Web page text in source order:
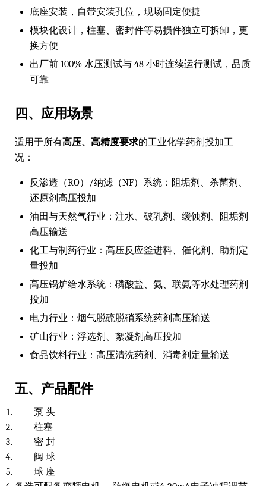
底座安装，自带安装孔位，现场固定便捷
模块化设计，柱塞、密封件等易损件独立可拆卸，更
换方便
出厂前 100% 水压测试与 48 小时连续运行测试，品质
可靠
四、应用场景
适用于所有高压、高精度要求的工业化学药剂投加工
况：
反渗透（RO）/纳滤（NF）系统：阻垢剂、杀菌剂、
还原剂高压投加
油田与天然气行业：注水、破乳剂、缓蚀剂、阻垢剂
高压输送
化工与制药行业：高压反应釜进料、催化剂、助剂定
量投加
高压锅炉给水系统：磷酸盐、氨、联氨等水处理药剂
投加
电力行业：烟气脱硫脱硝系统药剂高压输送
矿山行业：浮选剂、絮凝剂高压投加
食品饮料行业：高压清洗药剂、消毒剂定量输送
五、产品配件
泵 头
柱塞
密 封
阀 球
球 座